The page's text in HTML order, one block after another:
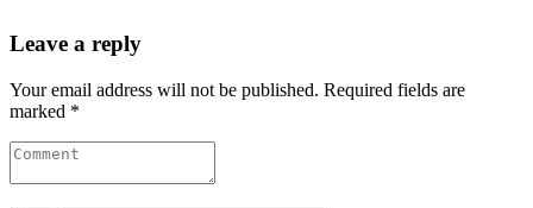
Leave a reply
Your email address will not be published. Required fields are
marked *